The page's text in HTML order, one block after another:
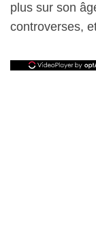
plus sur son
controverses,